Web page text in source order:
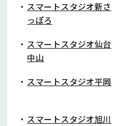
スマートスタジオ新さ
っぽろ
スマートスタジオ仙台
中山
スマートスタジオ平岡
スマートスタジオ旭川